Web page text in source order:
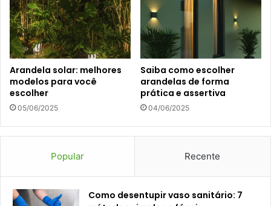
Arandela solar: melhores
modelos para você
escolher
05/06/2025
Saiba como escolher
arandelas de forma
prática e assertiva
04/06/2025
Popular Recente
Como desentupir vaso sanitário: 7